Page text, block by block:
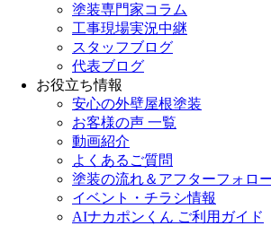
塗装専門家コラム
工事現場実況中継
スタッフブログ
代表ブログ
お役立ち情報
安心の外壁屋根塗装
お客様の声 一覧
動画紹介
よくあるご質問
塗装の流れ＆アフターフォロ
イベント・チラシ情報
AIナカポンくん ご利用ガイド